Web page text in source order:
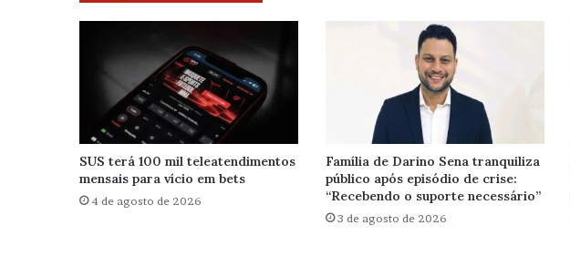
SUS terá 100 mil teleatendimentos
mensais para vício em bets
4 de agosto de 2026
Família de Darino Sena tranquiliza
público após episódio de crise:
“Recebendo o suporte necessário”
3 de agosto de 2026